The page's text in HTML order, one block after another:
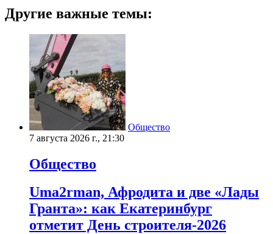
Другие важные темы:
Общество
7 августа 2026 г., 21:30
Общество
Uma2rman, Афродита и две «Лады
Гранта»: как Екатеринбург
отметит День строителя-2026